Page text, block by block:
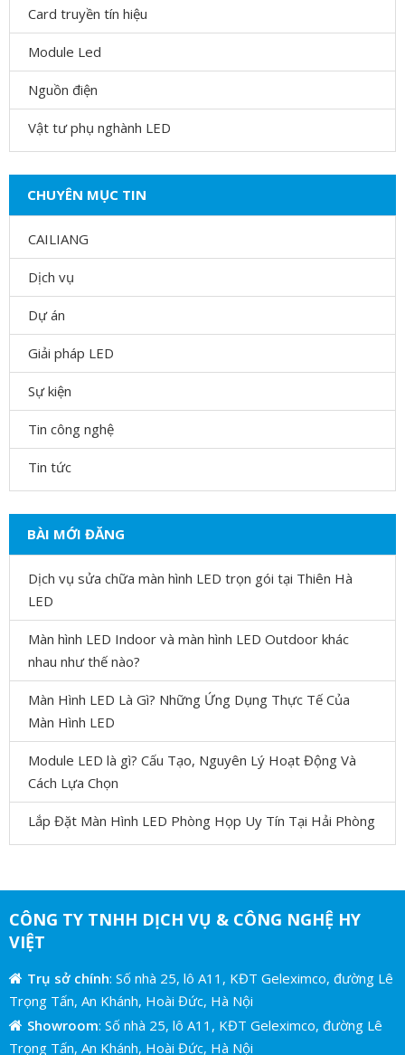
Card truyền tín hiệu
Module Led
Nguồn điện
Vật tư phụ nghành LED
CHUYÊN MỤC TIN
CAILIANG
Dịch vụ
Dự án
Giải pháp LED
Sự kiện
Tin công nghệ
Tin tức
BÀI MỚI ĐĂNG
Dịch vụ sửa chữa màn hình LED trọn gói tại Thiên Hà
LED
Màn hình LED Indoor và màn hình LED Outdoor khác
nhau như thế nào?
Màn Hình LED Là Gì? Những Ứng Dụng Thực Tế Của
Màn Hình LED
Module LED là gì? Cấu Tạo, Nguyên Lý Hoạt Động Và
Cách Lựa Chọn
Lắp Đặt Màn Hình LED Phòng Họp Uy Tín Tại Hải Phòng
CÔNG TY TNHH DỊCH VỤ & CÔNG NGHỆ HY
VIỆT
Trụ sở chính: Số nhà 25, lô A11, KĐT Geleximco, đường Lê
Trọng Tấn, An Khánh, Hoài Đức, Hà Nội
Showroom: Số nhà 25, lô A11, KĐT Geleximco, đường Lê
Trọng Tấn, An Khánh, Hoài Đức, Hà Nội